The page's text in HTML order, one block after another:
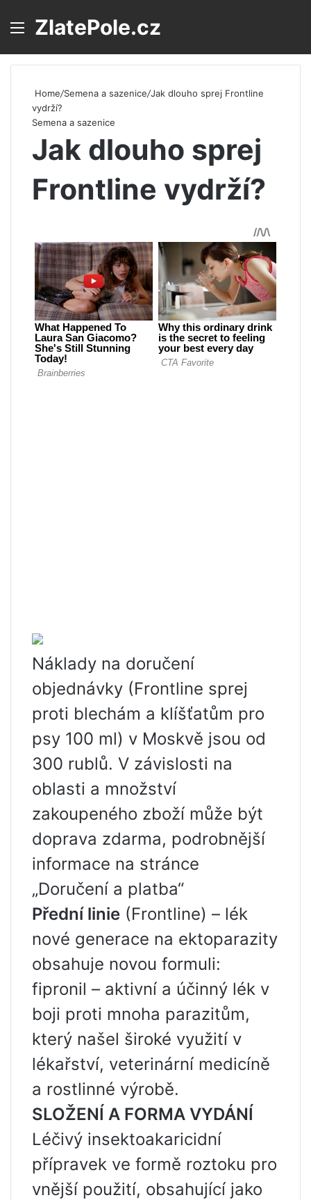
Menu
ZlatePole.cz
Home/Semena a sazenice/Jak dlouho sprej Frontline
vydrží?
Semena a sazenice
Jak dlouho sprej
Frontline vydrží?
Náklady na doručení
objednávky (Frontline sprej
proti blechám a klíšťatům pro
psy 100 ml) v Moskvě jsou od
300 rublů. V závislosti na
oblasti a množství
zakoupeného zboží může být
doprava zdarma, podrobnější
informace na stránce
„Doručení a platba“
Přední linie (Frontline) – lék
nové generace na ektoparazity
obsahuje novou formuli:
fipronil – aktivní a účinný lék v
boji proti mnoha parazitům,
který našel široké využití v
lékařství, veterinární medicíně
a rostlinné výrobě.
SLOŽENÍ A FORMA VYDÁNÍ
Léčivý insektoakaricidní
přípravek ve formě roztoku pro
vnější použití, obsahující jako